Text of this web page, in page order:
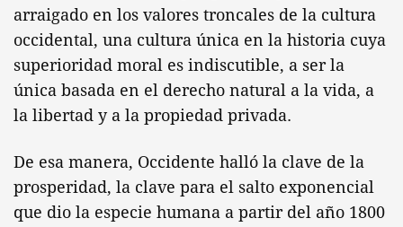
arraigado en los valores troncales de la cultura
occidental, una cultura única en la historia cuya
superioridad moral es indiscutible, a ser la
única basada en el derecho natural a la vida, a
la libertad y a la propiedad privada.
De esa manera, Occidente halló la clave de la
prosperidad, la clave para el salto exponencial
que dio la especie humana a partir del año 1800